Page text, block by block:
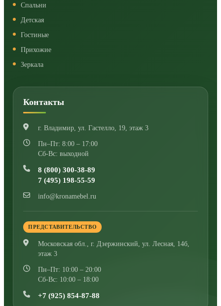
Спальни
Детская
Гостиные
Прихожие
Зеркала
Контакты
г. Владимир ул. Гастелло, 19, этаж 3
Пн–Пт: 8:00 – 17:00
Сб-Вс: выходной
8 (800) 300-38-89
7 (495) 198-55-59
info@kronamebel.ru
ПРЕДСТАВИТЕЛЬСТВО
Московская обл., г. Дзержинский ул. Лесная, 14б,
этаж 3
Пн–Пт: 10:00 – 20:00
Сб-Вс: 10:00 – 18:00
+7 (925) 854-87-88